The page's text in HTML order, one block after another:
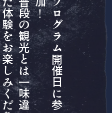
プ
ロ
グ
ラ
ム
開
催
日
に
参
加
！
普
段
の
観
光
と
は
一
味
違
っ
た
体
験
を
お
楽
し
み
く
だ
さ
い